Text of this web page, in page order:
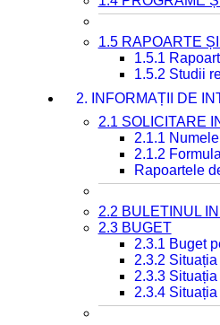
1.5 RAPOARTE ȘI
1.5.1
1.5.2 Studii
2. INFORMAȚII DE
2.1 SOLICITARE
2.1.1
2.1.2
Rapoartele
2.2 BULETINUL
2.3 BUGET
2.3.1 Buget
2.3.2
2.3.3
2.3.4